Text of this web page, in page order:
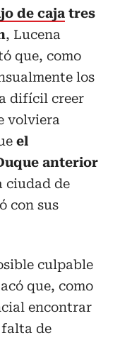
de caja tres
, Lucena
que, como
los
difícil creer
volviera
el
anterior
ciudad de
con sus
culpable
que, como
encontrar
falta de